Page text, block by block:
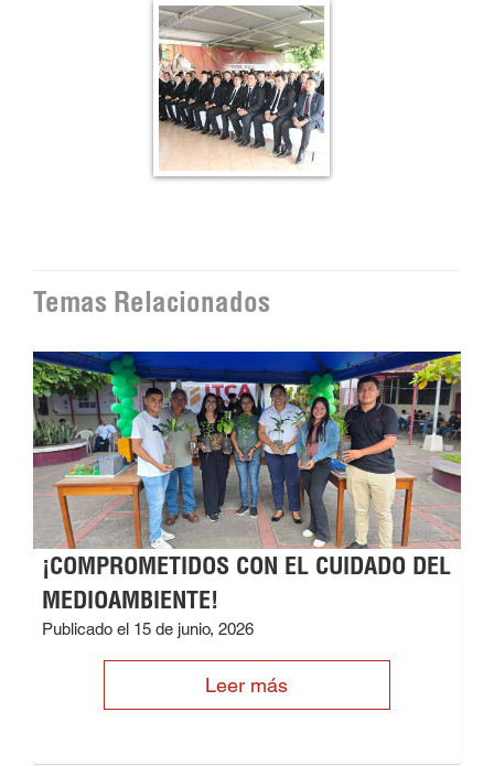
Temas Relacionados
¡COMPROMETIDOS CON EL CUIDADO DEL
MEDIOAMBIENTE!
Publicado el 15 de junio, 2026
Leer más